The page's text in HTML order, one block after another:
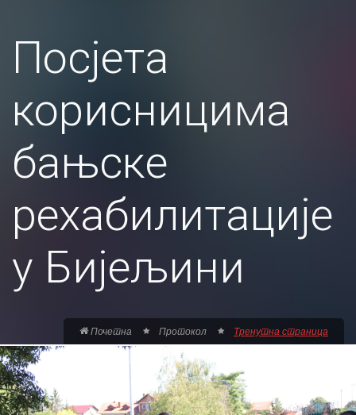
Посјета
корисницима
бањске
рехабилитације
у Бијељини
Почетна Протокол Тренутна страница